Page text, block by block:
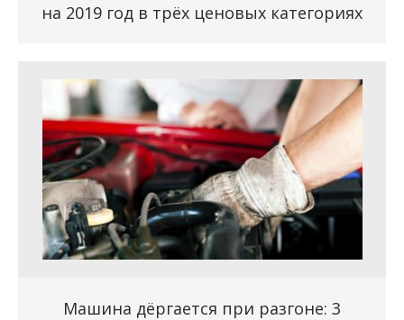
на 2019 год в трёх ценовых категориях
Машина дёргается при разгоне: 3